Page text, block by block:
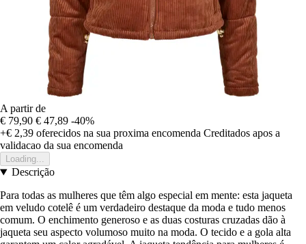
A partir de
€ 79,90 € 47,89 -40%
+€ 2,39 oferecidos na sua proxima encomenda Creditados apos a
validacao da sua encomenda
Loading...
Descrição
Para todas as mulheres que têm algo especial em mente: esta jaqueta
em veludo cotelê é um verdadeiro destaque da moda e tudo menos
comum. O enchimento generoso e as duas costuras cruzadas dão à
jaqueta seu aspecto volumoso muito na moda. O tecido e a gola alta